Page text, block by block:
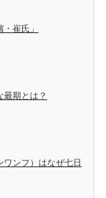
崔氏」
期とは？
ワンフ）はなぜ七日